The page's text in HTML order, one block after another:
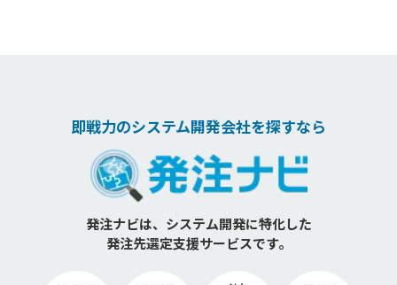
即戦力のシステム開発会社を探すなら
発注ナビは、システム開発に特化した
発注先選定支援サービスです。